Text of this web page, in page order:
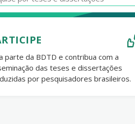
parte da BDTD e contribua com a
das teses e dissertações
por pesquisadores brasileiros.